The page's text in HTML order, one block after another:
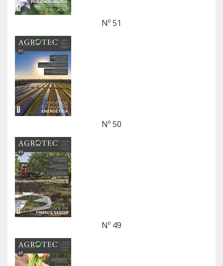
Nº 51
Nº 50
Nº 49